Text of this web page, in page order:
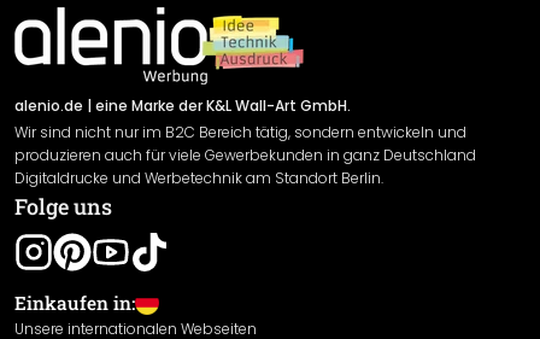
Newsletter An-/Abmeldung
Sendungsverfolgung
Impressum
Versand & Zahlung
Rücksendung
Widerrufsrecht
Datenschutzerklärung
Gewährleistung
Leistungserklärung / CE-Zeichen
Cookie Einstellungen
alenio.de | eine Marke der K&L Wall-Art GmbH.
Wir sind nicht nur im B2C Bereich tätig, sondern entwickeln und
produzieren auch für viele Gewerbekunden in ganz Deutschland
Digitaldrucke und Werbetechnik am Standort Berlin.
Folge uns
Einkaufen in:
Unsere internationalen Webseiten